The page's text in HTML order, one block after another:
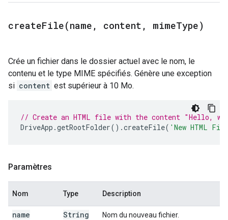
createFile(name , content , mimeType)
Crée un fichier dans le dossier actuel avec le nom, le
contenu et le type MIME spécifiés. Génère une exception
si content est supérieur à 10 Mo.
// Create an HTML file with the content "Hello,
DriveApp .getRootFolder().createFile( 'New HTML
Paramètres
Nom Type Description
name String Nom du nouveau fichier.